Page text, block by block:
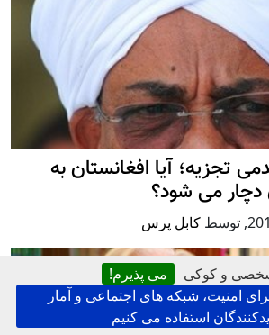
و کوکی
می پذیرم!
امنیت، شبکه های اجتماعی و آمار
استفاده می کنیم
تجزیه؛ آیا افغانستان به
می شود؟
, توسط کابل پرس